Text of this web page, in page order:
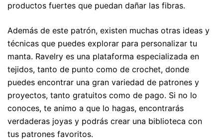
productos fuertes que puedan dañar las fibras.
Además de este patrón, existen muchas otras ideas y
técnicas que puedes explorar para personalizar tu
manta. Ravelry es una plataforma especializada en
tejidos, tanto de punto como de crochet, donde
puedes encontrar una gran variedad de patrones y
proyectos, tanto gratuitos como de pago. Si no lo
conoces, te animo a que lo hagas, encontrarás
verdaderas joyas y podrás crear una biblioteca con
tus patrones favoritos.